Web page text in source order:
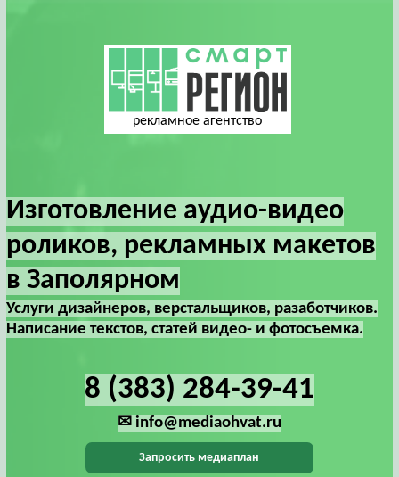
рекламное агентство
Изготовление аудио-видео
роликов, рекламных макетов
в Заполярном
Услуги дизайнеров, верстальщиков, разаботчиков.
Написание текстов, статей видео- и фотосъемка.
8 (383) 284-39-41
✉ info@mediaohvat.ru
Запросить медиаплан